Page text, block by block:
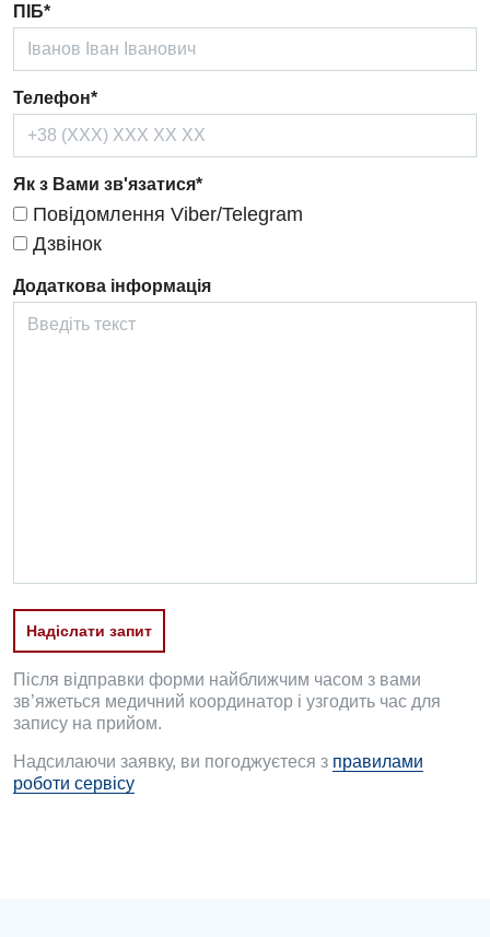
Кардіологія
Мамологія
Неврологія
Нейрохірургія
Онкологічне відділлення
Терапевтичне відділення
Терапія
Травматологічне відділення
Урологічне відділення
ПІБ*
Телефон*
Як з Вами зв'язатися*
Повідомлення Viber/Telegram
Дзвінок
Додаткова інформація
Надіслати запит
Після відправки форми найближчим часом з вами
зв’яжеться медичний координатор і узгодить час для
запису на прийом.
Надсилаючи заявку, ви погоджуєтеся з правилами
роботи сервісу